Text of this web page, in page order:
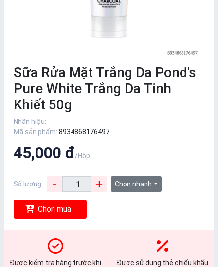
Sữa Rửa Mặt Trắng Da Pond's
Pure White Trắng Da Tinh
Khiết 50g
Nhãn hiệu:
Mã sản phẩm: 8934868176497
45,000 đ/Hộp
Số lượng: - + Chọn nhanh
Chọn mua
Được kiểm tra hàng trước khi
Được sử dụng thẻ chiếu khấu